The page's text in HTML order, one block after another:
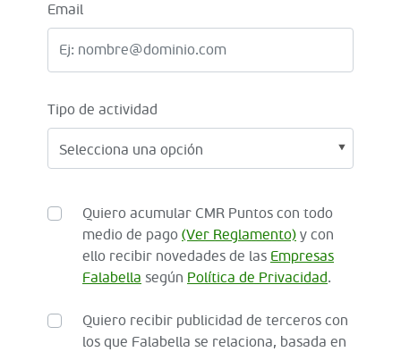
Email
Tipo de actividad
Quiero acumular CMR Puntos con todo
medio de pago (Ver Reglamento) y con
ello recibir novedades de las Empresas
Falabella según Política de Privacidad.
Quiero recibir publicidad de terceros con
los que Falabella se relaciona, basada en